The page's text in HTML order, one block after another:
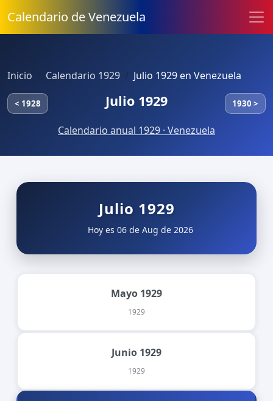
Calendario de Venezuela
Inicio Calendario 1929 Julio 1929 en Venezuela
< 1928 Julio 1929 1930 >
Calendario anual 1929 · Venezuela
Julio 1929
Hoy es 06 de Aug de 2026
Mayo 1929
1929
Junio 1929
1929